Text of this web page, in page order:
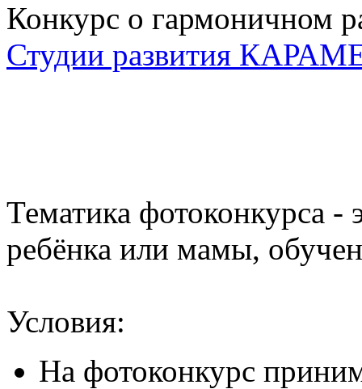
Конкурс о гармоничном
Студии развития
Тематика фотоконкурса -
ребёнка или мамы,
Условия:
На фотоконкурс